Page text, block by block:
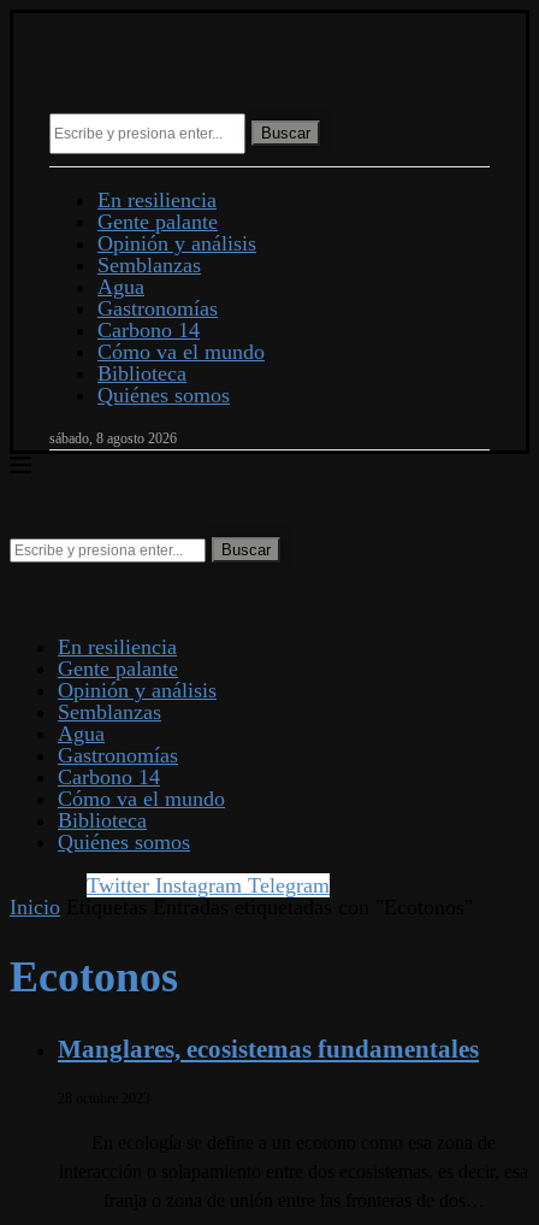
Buscar
En resiliencia
Gente palante
Opinión y análisis
Semblanzas
Agua
Gastronomías
Carbono 14
Cómo va el mundo
Biblioteca
Quiénes somos
sábado, 8 agosto 2026
En resiliencia
Gente palante
Opinión y análisis
Semblanzas
Agua
Gastronomías
Carbono 14
Cómo va el mundo
Biblioteca
Quiénes somos
Twitter Instagram Telegram
Inicio
Ecotonos
Manglares, ecosistemas fundamentales